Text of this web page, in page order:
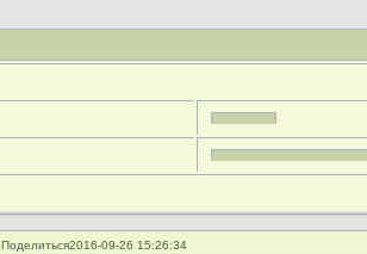
Поделиться2016-09-26 15:26:34